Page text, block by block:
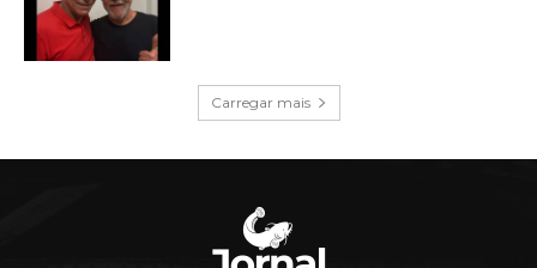
Carregar mais